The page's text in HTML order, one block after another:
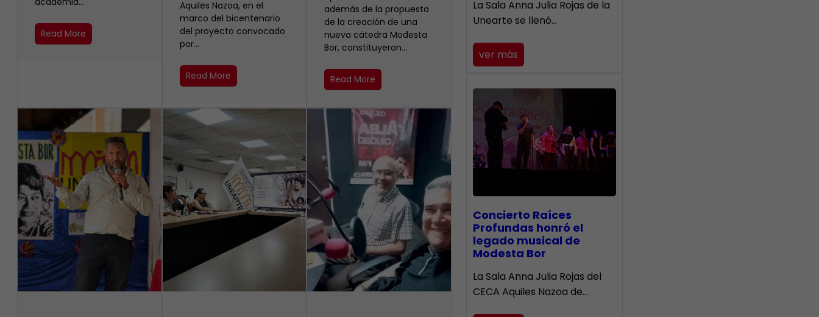
Read More
Aquiles Nazoa, en el
marco del bicentenario
del proyecto convocado
por…
Read More
además de la propuesta
de la creación de una
nueva cátedra Modesta
Bor, constituyeron…
Read More
​La Sala Anna Julia Rojas de la
Unearte se llenó…
ver más
​Concierto Raíces
Profundas honró el
legado musical de
Modesta Bor
La Sala Anna Julia Rojas del
CECA Aquiles Nazoa de…